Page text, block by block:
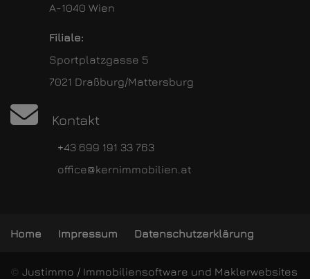
A-1040 Wien
Filiale:
Sportplatzgasse 5
7021 Draßburg/Mattersburg
Kontakt
+43 699 191 33 763
office@kernimmobilien.at
Home Impressum Datenschutzerklärung
© Justimmo / Immobiliensoftware und Maklerwebsites